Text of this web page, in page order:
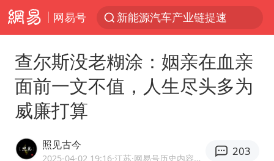
网易号
新能源汽车产业链提速
大连一起飞航班因乘客可乐爆瓶折返
费大厨不自称“大王”了
独闯南太行失联女子遗体已找到
查尔斯没老糊涂：姻亲在血亲
面前一文不值，人生尽头多为
威廉打算
照见古今
2025-04-02 19:16·江苏 ·网易号历史内容作者
203